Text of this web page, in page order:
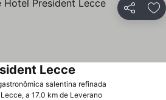
Partilhar
salentina refinada
Lecce
Lecce, a 17.0 km de Leverano